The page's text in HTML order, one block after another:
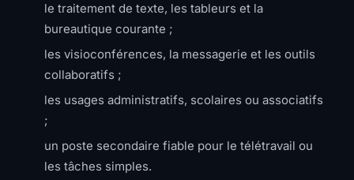
le traitement de texte, les tableurs et la
bureautique courante ;
les visioconférences, la messagerie et les outils
collaboratifs ;
les usages administratifs, scolaires ou associatifs
;
un poste secondaire fiable pour le télétravail ou
les tâches simples.